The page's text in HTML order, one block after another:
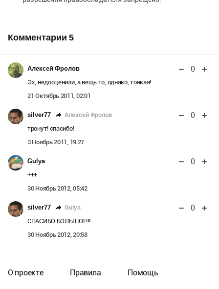
Комментарии 5
Алексей Фролов 0
Эх, недооценили, а вещь то, однако, тонкая!
21 Октябрь 2011, 02:01
silver77 Алексей Фролов 0
тронут! спасибо!
3 Ноябрь 2011, 19:27
Gulya 0
+++
30 Ноябрь 2012, 05:42
silver77 Gulya 0
СПАСИБО БОЛЬШОЕ!!!
30 Ноябрь 2012, 20:58
О проекте Правила Помощь